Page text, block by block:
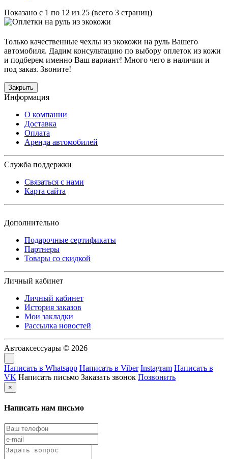
Показано с 1 по 12 из 25 (всего 3 страниц)
Только качественные чехлы из экокожи на руль Вашего
автомобиля. Дадим консультацию по выбору оплеток из кожи
и подберем именно Ваш вариант! Много чего в наличии и
под заказ. Звоните!
Закрыть
Информация
О компании
Доставка
Оплата
Аренда автомобилей
Служба поддержки
Связаться с нами
Карта сайта
Дополнительно
Подарочные сертификаты
Партнеры
Товары со скидкой
Личный кабинет
Личный кабинет
История заказов
Мои закладки
Рассылка новостей
Автоаксессуары © 2026
Написать в Whatsapp Написать в Viber Instagram Написать в
VK Написать письмо Заказать звонок Позвонить
×
Написать нам письмо